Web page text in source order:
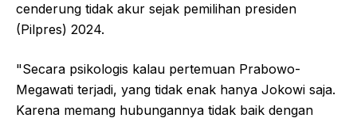
cenderung tidak akur sejak pemilihan presiden
(Pilpres) 2024.
"Secara psikologis kalau pertemuan Prabowo-
Megawati terjadi, yang tidak enak hanya Jokowi saja.
Karena memang hubungannya tidak baik dengan